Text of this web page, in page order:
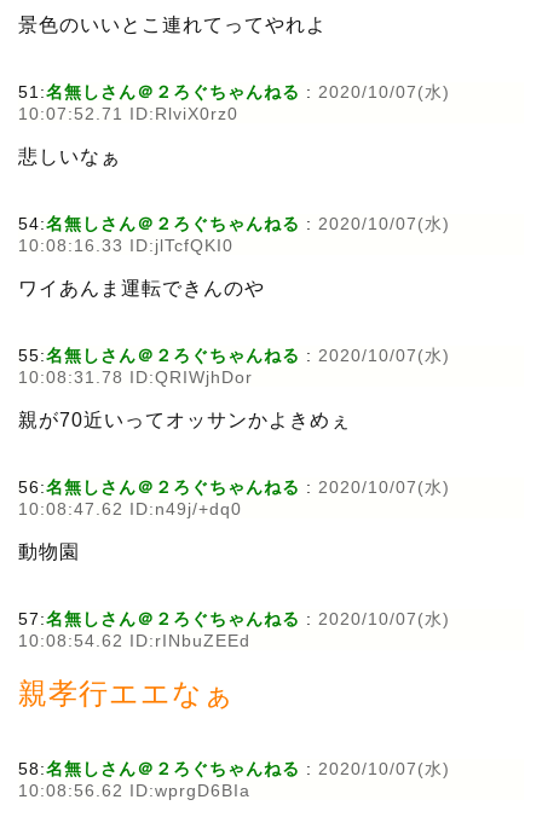
景色のいいとこ連れてってやれよ
51:名無しさん＠２ろぐちゃんねる : 2020/10/07(水)
10:07:52.71 ID:RlviX0rz0
悲しいなぁ
54:名無しさん＠２ろぐちゃんねる : 2020/10/07(水)
10:08:16.33 ID:jlTcfQKI0
ワイあんま運転できんのや
55:名無しさん＠２ろぐちゃんねる : 2020/10/07(水)
10:08:31.78 ID:QRIWjhDor
親が70近いってオッサンかよきめぇ
56:名無しさん＠２ろぐちゃんねる : 2020/10/07(水)
10:08:47.62 ID:n49j/+dq0
動物園
57:名無しさん＠２ろぐちゃんねる : 2020/10/07(水)
10:08:54.62 ID:rINbuZEEd
親孝行エエなぁ
58:名無しさん＠２ろぐちゃんねる : 2020/10/07(水)
10:08:56.62 ID:wprgD6BIa